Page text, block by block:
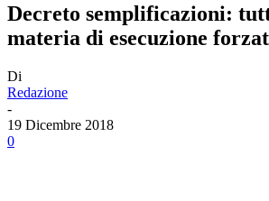
Decreto semplificazioni:
materia di esecuzione
Di
Redazione
-
19 Dicembre 2018
0